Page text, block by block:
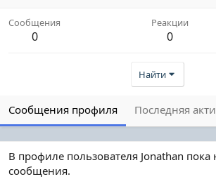
Сообщения
0
Реакции
0
Найти
Сообщения профиля Последняя
В профиле пользователя Jonathan пока
сообщения.